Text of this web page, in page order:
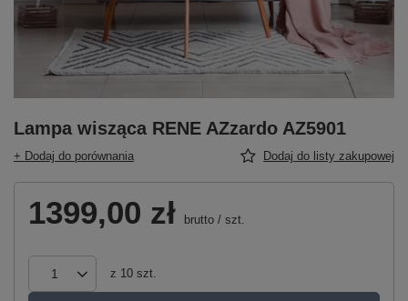
Lampa wisząca RENE AZzardo AZ5901
+ Dodaj do porównania Dodaj do listy zakupowej
1399,00 zł brutto / szt.
z 10 szt.